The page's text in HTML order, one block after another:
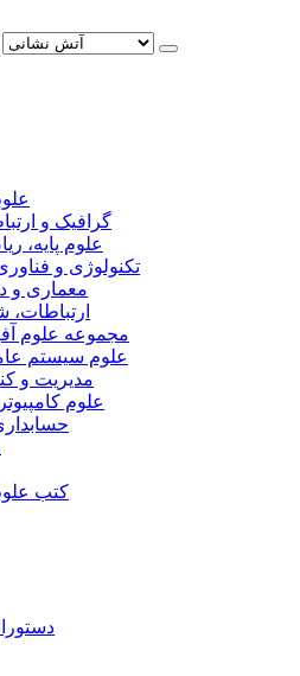
گرافیک و
علوم پایه،
تکنولوژی و
معماری و
مجموعه علوم
علوم سیستم
مدیریت و
علوم
کتب